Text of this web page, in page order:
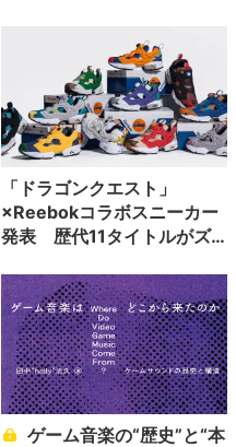
「ドラゴンクエスト」
×Reebokコラボスニーカー
発表 歴代11タイトルがズ